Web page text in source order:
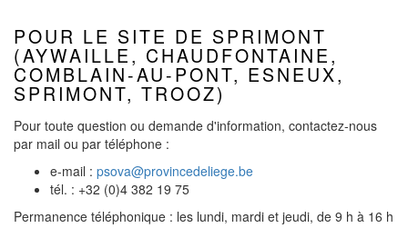
POUR LE SITE DE SPRIMONT
(AYWAILLE, CHAUDFONTAINE,
COMBLAIN-AU-PONT, ESNEUX,
SPRIMONT, TROOZ)
Pour toute question ou demande d'information, contactez-nous
par mail ou par téléphone :
e-mail : psova@provincedeliege.be
tél. : +32 (0)4 382 19 75
Permanence téléphonique : les lundi, mardi et jeudi, de 9 h à 16 h